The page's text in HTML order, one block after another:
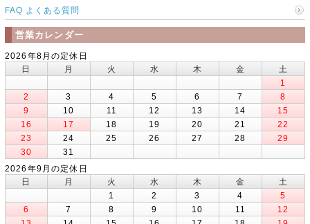
FAQ よくある質問
営業カレンダー
2026年8月の定休日
日
月 火 水 木 金
土
1
2
3 4 5 6 7
8
9
10 11 12 13 14
15
16
17 18 19 20 21
22
23
24 25 26 27 28
29
30
31
2026年9月の定休日
日
月 火 水 木 金
土
1
2 3 4
5
6
7 8 9 10 11
12